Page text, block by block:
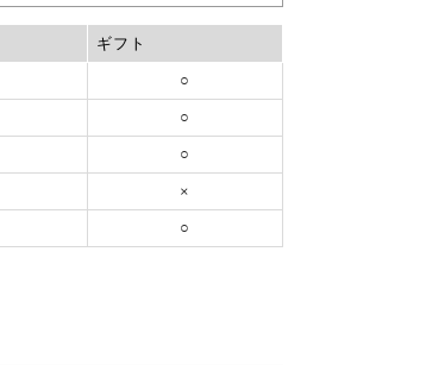
ギフト
○
○
○
×
○